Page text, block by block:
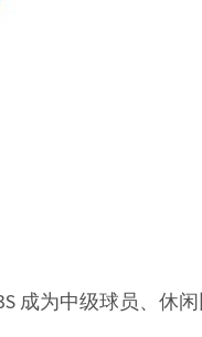
成为中级球员、休